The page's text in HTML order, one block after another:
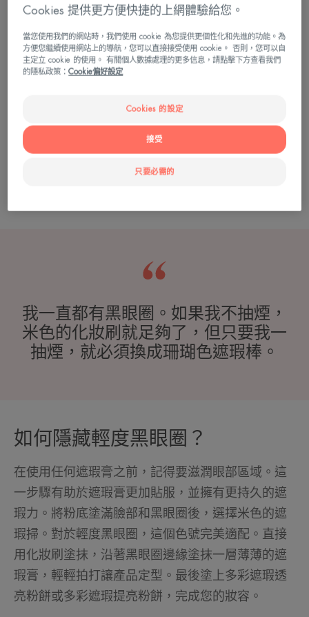
如何隱藏輕度黑眼圈？
在使用任何遮瑕膏之前，記得要滋潤眼部區域。這
瑕力。將粉底塗滿臉部和黑眼圈後，選擇米色的遮
瑕掃。對於輕度黑眼圈，這個色號完美適配。直接
用化妝刷塗抹，沿著黑眼圈邊緣塗抹一層薄薄的遮
瑕膏，輕輕拍打讓產品定型。最後塗上多彩遮瑕透
我一直都有黑眼圈。如果我不抽煙，
米色的化妝刷就足夠了，但只要我一
抽煙，就必須換成珊瑚色遮瑕棒。
如何隱藏輕度黑眼圈？
在使用任何遮瑕膏之前，記得要滋潤眼部區域。這
一步驟有助於遮瑕膏更加貼服，並擁有更持久的遮
瑕力。將粉底塗滿臉部和黑眼圈後，選擇米色的遮
瑕掃。對於輕度黑眼圈，這個色號完美適配。直接
用化妝刷塗抹，沿著黑眼圈邊緣塗抹一層薄薄的遮
瑕膏，輕輕拍打讓產品定型。最後塗上多彩遮瑕透
亮粉餅或多彩遮瑕提亮粉餅，完成您的妝容。
Cookies 提供更方便快捷的上網體驗給您。
當您使用我們的網站時，我們使用 cookie 為您提供更個性化和先進的功能。為
方便您繼續使用網站上的導航，您可以直接接受使用 cookie。 否則，您可以自
主定立 cookie 的使用。 有關個人數據處理的更多信息，請點擊下方查看我們
的隱私政策：Cookie偏好設定
Cookies 的設定
只要必需的
接受